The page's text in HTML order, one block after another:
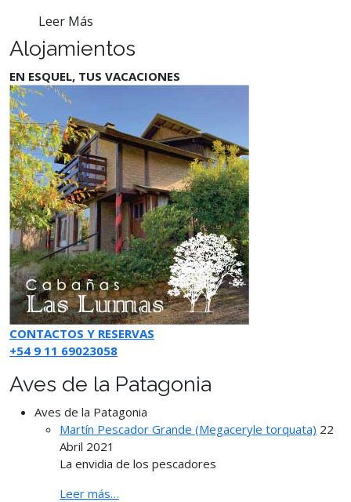
Leer Más
Alojamientos
EN ESQUEL, TUS VACACIONES
CONTACTOS Y RESERVAS
+54 9 11 69023058
Aves de la Patagonia
Aves de la Patagonia
Martín Pescador Grande (Megaceryle torquata) 22
Abril 2021
La envidia de los pescadores
Leer más…